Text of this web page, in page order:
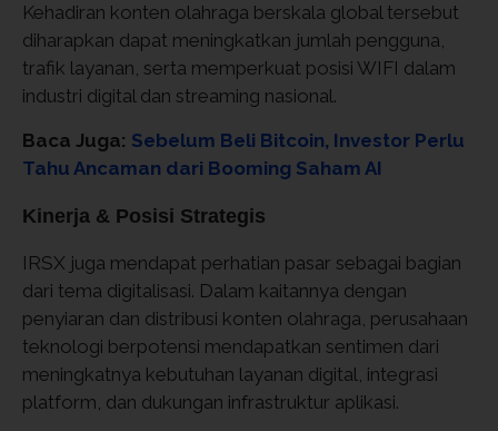
Kehadiran konten olahraga berskala global tersebut
diharapkan dapat meningkatkan jumlah pengguna,
trafik layanan, serta memperkuat posisi WIFI dalam
industri digital dan streaming nasional.
Baca Juga: Sebelum Beli Bitcoin, Investor Perlu
Tahu Ancaman dari Booming Saham AI
Kinerja & Posisi Strategis
IRSX juga mendapat perhatian pasar sebagai bagian
dari tema digitalisasi. Dalam kaitannya dengan
penyiaran dan distribusi konten olahraga, perusahaan
teknologi berpotensi mendapatkan sentimen dari
meningkatnya kebutuhan layanan digital, integrasi
platform, dan dukungan infrastruktur aplikasi.